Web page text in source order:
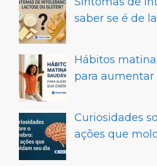
saber se é de
Hábitos
para aumentar
Curiosidades
ações que